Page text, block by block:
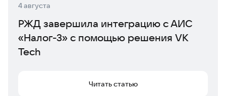
4 августа
РЖД завершила интеграцию с АИС
«Налог-3» с помощью решения VK
Tech
Читать статью